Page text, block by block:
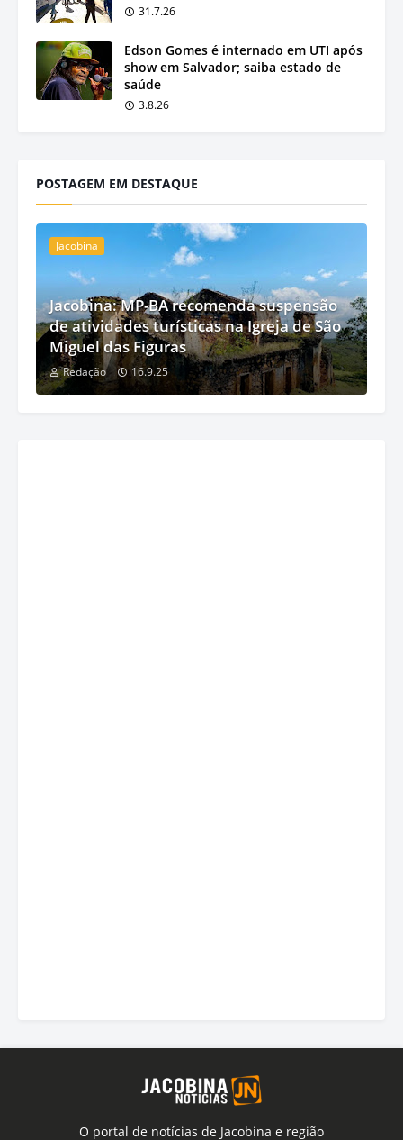
31.7.26
Edson Gomes é internado em UTI após
show em Salvador; saiba estado de
saúde
3.8.26
POSTAGEM EM DESTAQUE
Jacobina
Jacobina: MP-BA recomenda suspensão
de atividades turísticas na Igreja de São
Miguel das Figuras
Redação 16.9.25
O portal de notícias de Jacobina e região